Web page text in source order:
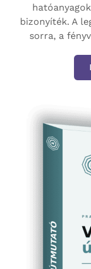
bizonyíték. A
sorra, a